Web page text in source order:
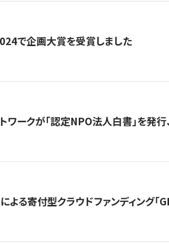
で企画大賞を受賞しました
ークが「認定NPO法人白書」を発
よる寄付型クラウドファンディング